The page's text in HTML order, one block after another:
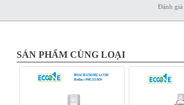
Đánh giá
SẢN PHẨM CÙNG LOẠI